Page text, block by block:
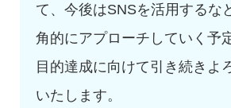
て、今後はSNSを活用するな
角的にアプローチしていく予
目的達成に向けて引き続きよ
いたします。